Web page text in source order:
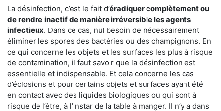
La désinfection, c’est le fait d’éradiquer complètement ou
de rendre inactif de manière irréversible les agents
infectieux. Dans ce cas, nul besoin de nécessairement
éliminer les spores des bactéries ou des champignons. En
ce qui concerne les objets et les surfaces les plus à risque
de contamination, il faut savoir que la désinfection est
essentielle et indispensable. Et cela concerne les cas
d’éclosions et pour certains objets et surfaces ayant été
en contact avec des liquides biologiques ou qui sont à
risque de l’être, à l’instar de la table à manger. II n’y a dans